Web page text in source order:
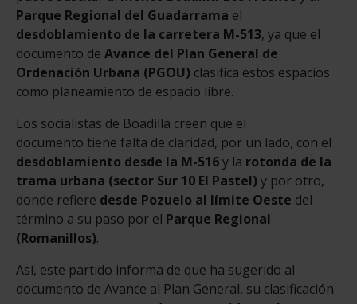
Parque Regional del Guadarrama el
desdoblamiento de la carretera M-513, ya que el
documento de Avance del Plan General de
Ordenación Urbana (PGOU) clasifica estos espacios
como planeamiento de espacio libre.
Los socialistas de Boadilla creen que el
documento tiene falta de claridad, por un lado, con el
desdoblamiento desde la M-516y la rotonda de la
trama urbana (sector Sur 10 El Pastel) y por otro,
donde refiere desde Pozuelo al límite Oeste del
término a su paso por el Parque Regional
(Romanillos).
Así, este partido informa de que ha sugerido al
documento de Avance al Plan General, su clasificación